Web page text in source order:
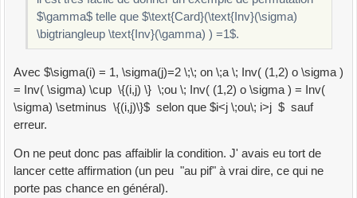
$\gamma$ telle que $\text{Card}(\text{Inv}(\sigma)
\bigtriangleup \text{Inv}(\gamma) ) =1$.
Avec $\sigma(i) = 1, \sigma(j)=2 \;\; on \;a \; Inv( (1,2) o \sigma )
= Inv( \sigma) \cup \{(i,j) \} \;ou \; Inv( (1,2) o \sigma ) = Inv(
\sigma) \setminus \{(i,j)\}$ selon que $i<j \;ou\; i>j $ sauf
erreur.
On ne peut donc pas affaiblir la condition. J' avais eu tort de
lancer cette affirmation (un peu "au pif" à vrai dire, ce qui ne
porte pas chance en général).